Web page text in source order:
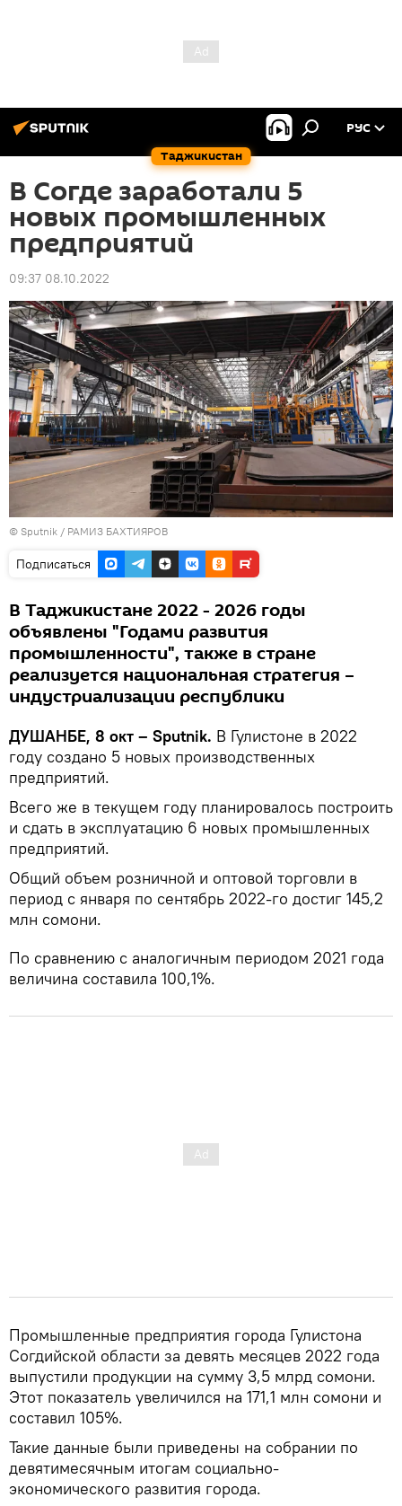
Таджикистан
РУС
В Согде заработали 5
новых промышленных
предприятий
09:37 08.10.2022
© Sputnik / РАМИЗ БАХТИЯРОВ
Подписаться
В Таджикистане 2022 - 2026 годы
объявлены "Годами развития
промышленности", также в стране
реализуется национальная стратегия –
индустриализации республики
ДУШАНБЕ, 8 окт – Sputnik. В Гулистоне в 2022
году создано 5 новых производственных
предприятий.
Всего же в текущем году планировалось построить
и сдать в эксплуатацию 6 новых промышленных
предприятий.
Общий объем розничной и оптовой торговли в
период с января по сентябрь 2022-го достиг 145,2
млн сомони.
По сравнению с аналогичным периодом 2021 года
величина составила 100,1%.
Промышленные предприятия города Гулистона
Согдийской области за девять месяцев 2022 года
выпустили продукции на сумму 3,5 млрд сомони.
Этот показатель увеличился на 171,1 млн сомони и
составил 105%.
Такие данные были приведены на собрании по
девятимесячным итогам социально-
экономического развития города.